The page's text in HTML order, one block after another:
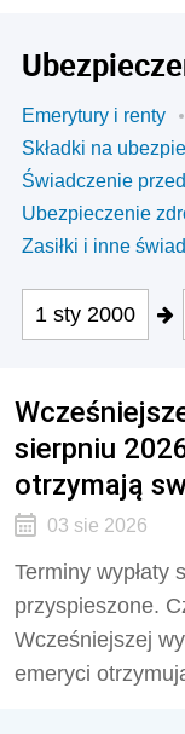
Emerytury i renty
Składki na
Świadczenie
Ubezpieczenie
Zasiłki i inne
1 sty 2000
sierpniu
otrzymają
03 sie 2026
Terminy wypłaty
przyspieszone.
Wcześniejszej
emeryci